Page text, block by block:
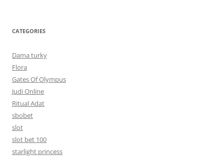
CATEGORIES
Dama turky
Flora
Gates Of Olympus
Judi Online
Ritual Adat
sbobet
slot
slot bet 100
starlight princess